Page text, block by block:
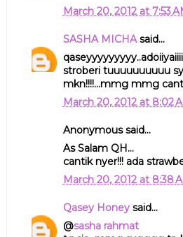
March 20, 2012 at 7:53
SASHA MICHAsaid...
stroberi tuuuuuuuuuu
mkn!!!!...mmg mmg
March 20, 2012 at 8:02
Anonymous said...
As Salam QH...
cantik nyer!!! ada
March 20, 2012 at 8:38
Qasey Honeysaid...
@sasha rahmat